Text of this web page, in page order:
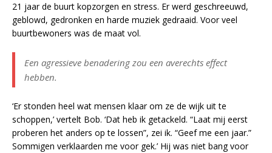
21 jaar de buurt kopzorgen en stress. Er werd geschreeuwd,
geblowd, gedronken en harde muziek gedraaid. Voor veel
buurtbewoners was de maat vol.
Een agressieve benadering zou een averechts effect
hebben.
‘Er stonden heel wat mensen klaar om ze de wijk uit te
schoppen,’ vertelt Bob. ‘Dat heb ik getackeld. “Laat mij eerst
proberen het anders op te lossen”, zei ik. “Geef me een jaar.”
Sommigen verklaarden me voor gek.’ Hij was niet bang voor